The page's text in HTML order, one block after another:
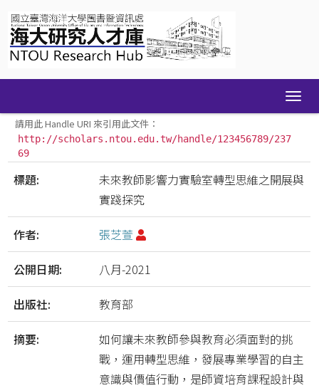
navigation
請用此 Handle URI 來引用此文件：
http://scholars.ntou.edu.tw/handle/123456789/237
69
標題:
未來教師影響力實驗室轉型思維之開展與
實踐探究
作者: 張芝萱
公開日期: 八月-2021
出版社: 教育部
摘要:
如何讓未來教師參與教育必須面對的挑
戰，運用轉型思維，發展專業學習的自主
意識與價值行動，是師資培育課程設計與